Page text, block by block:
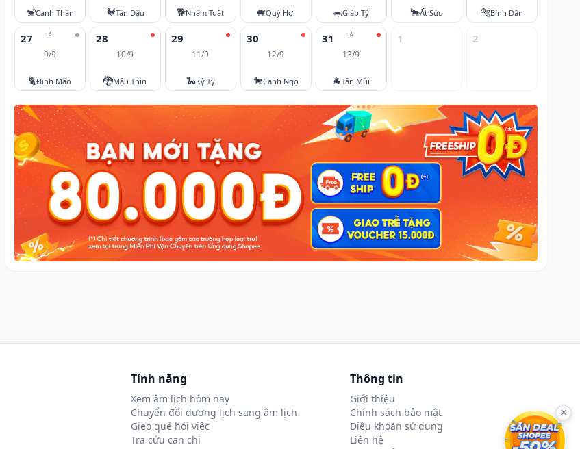
🐒Canh Thân 🐓Tân Dậu 🐕Nhâm Tuất 🐖Quý Hợi 🐀Giáp Tý 🐂Ất Sửu 🐅Bính Dần
⭐
27
9/9
🐈Đinh Mão
28
10/9
🐉Mậu Thìn
29
11/9
🐍Kỷ Tỵ
30
12/9
🐎Canh Ngọ
⭐
31
13/9
🐐Tân Mùi
1 2
Tính năng
Xem âm lịch hôm nay
Chuyển đổi dương lịch sang âm lịch
Gieo quẻ hỏi việc
Tra cứu can chi
Thông tin
Giới thiệu
Chính sách bảo mật
Điều khoản sử dụng
Liên hệ
×